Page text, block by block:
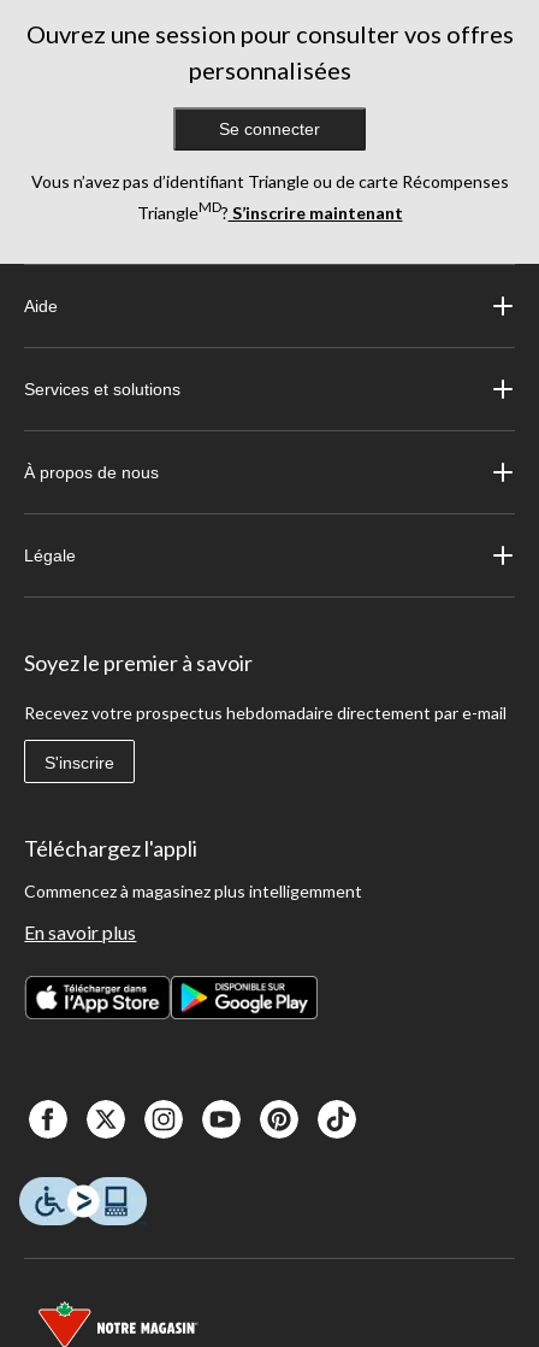
Ouvrez une session pour consulter vos offres
personnalisées
Se connecter
Vous n’avez pas d’identifiant Triangle ou de carte Récompenses
TriangleMD? S’inscrire maintenant
Aide
Services et solutions
À propos de nous
Légale
Soyez le premier à savoir
Recevez votre prospectus hebdomadaire directement par e-mail
S'inscrire
Téléchargez l'appli
Commencez à magasinez plus intelligemment
En savoir plus